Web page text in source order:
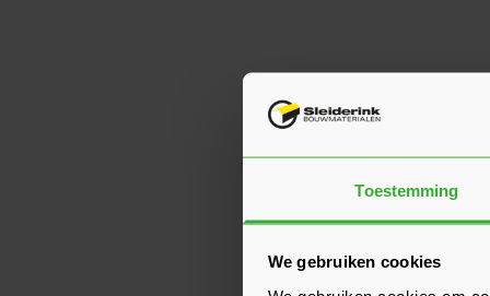
Toestemming
We gebruiken cookies